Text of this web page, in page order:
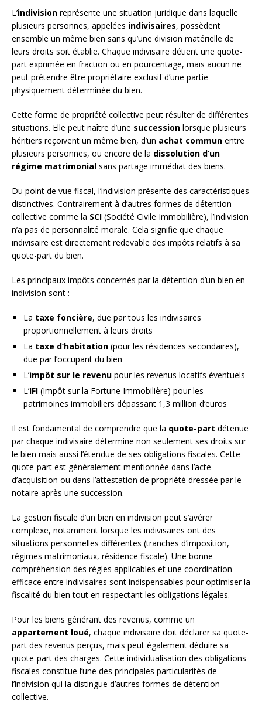
L’indivision représente une situation juridique dans laquelle
plusieurs personnes, appelées indivisaires, possèdent
ensemble un même bien sans qu’une division matérielle de
leurs droits soit établie. Chaque indivisaire détient une quote-
part exprimée en fraction ou en pourcentage, mais aucun ne
peut prétendre être propriétaire exclusif d’une partie
physiquement déterminée du bien.
Cette forme de propriété collective peut résulter de différentes
situations. Elle peut naître d’une succession lorsque plusieurs
héritiers reçoivent un même bien, d’un achat commun entre
plusieurs personnes, ou encore de la dissolution d’un
régime matrimonial sans partage immédiat des biens.
Du point de vue fiscal, l’indivision présente des caractéristiques
distinctives. Contrairement à d’autres formes de détention
collective comme la SCI (Société Civile Immobilière), l’indivision
n’a pas de personnalité morale. Cela signifie que chaque
indivisaire est directement redevable des impôts relatifs à sa
quote-part du bien.
Les principaux impôts concernés par la détention d’un bien en
indivision sont :
La taxe foncière, due par tous les indivisaires
proportionnellement à leurs droits
La taxe d’habitation (pour les résidences secondaires),
due par l’occupant du bien
L’impôt sur le revenu pour les revenus locatifs éventuels
L’IFI (Impôt sur la Fortune Immobilière) pour les
patrimoines immobiliers dépassant 1,3 million d’euros
Il est fondamental de comprendre que la quote-part détenue
par chaque indivisaire détermine non seulement ses droits sur
le bien mais aussi l’étendue de ses obligations fiscales. Cette
quote-part est généralement mentionnée dans l’acte
d’acquisition ou dans l’attestation de propriété dressée par le
notaire après une succession.
La gestion fiscale d’un bien en indivision peut s’avérer
complexe, notamment lorsque les indivisaires ont des
situations personnelles différentes (tranches d’imposition,
régimes matrimoniaux, résidence fiscale). Une bonne
compréhension des règles applicables et une coordination
efficace entre indivisaires sont indispensables pour optimiser la
fiscalité du bien tout en respectant les obligations légales.
Pour les biens générant des revenus, comme un
appartement loué, chaque indivisaire doit déclarer sa quote-
part des revenus perçus, mais peut également déduire sa
quote-part des charges. Cette individualisation des obligations
fiscales constitue l’une des principales particularités de
l’indivision qui la distingue d’autres formes de détention
collective.